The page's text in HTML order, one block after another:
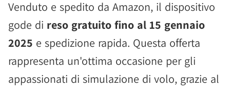
Venduto e spedito da Amazon, il dispositivo
gode di reso gratuito fino al 15 gennaio
2025 e spedizione rapida. Questa offerta
rappresenta un'ottima occasione per gli
appassionati di simulazione di volo, grazie al